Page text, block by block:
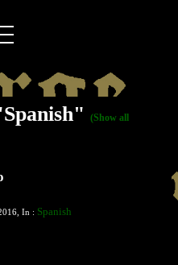
(Show all
In : Spanish